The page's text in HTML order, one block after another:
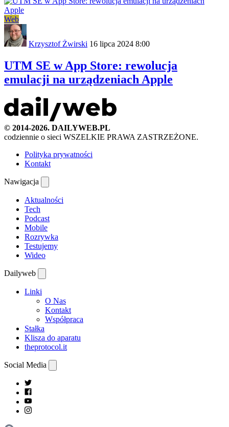
Web
Krzysztof Żwirski 16 lipca 2024 8:00
UTM SE w App Store: rewolucja
emulacji na urządzeniach Apple
© 2014-2026. DAILYWEB.PL
codziennie o sieci WSZELKIE PRAWA ZASTRZEŻONE.
Polityka prywatności
Kontakt
Nawigacja
Aktualności
Tech
Podcast
Mobile
Rozrywka
Testujemy
Wideo
Dailyweb
Linki
O Nas
Kontakt
Współpraca
Stałka
Klisza do aparatu
theprotocol.it
Social Media